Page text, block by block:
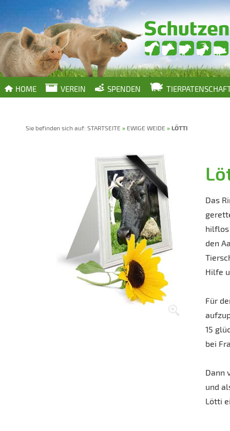
HOME VEREIN SPENDEN
Sie befinden sich auf: STARTSEITE » EWIGE WEIDE » LÖTTI
Das
hilflos
den
Hilfe
Für
15
bei
Dann
und
Lötti